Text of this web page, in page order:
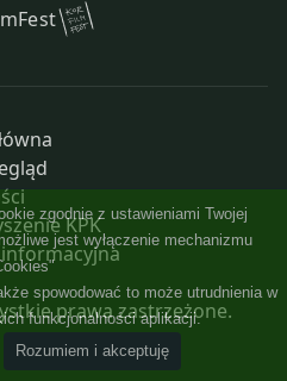
KPK
prawa zastrzeżone.